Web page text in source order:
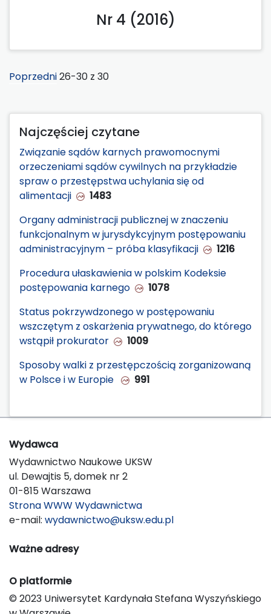
Nr 4 (2016)
Poprzedni26-30 z 30
Najczęściej czytane
Związanie sądów karnych prawomocnymi
orzeczeniami sądów cywilnych na przykładzie
spraw o przestępstwa uchylania się od
alimentacji
1483
Organy administracji publicznej w znaczeniu
funkcjonalnym w jurysdykcyjnym postępowaniu
administracyjnym – próba klasyfikacji
1216
Procedura ułaskawienia w polskim Kodeksie
postępowania karnego
1078
Status pokrzywdzonego w postępowaniu
wszczętym z oskarżenia prywatnego, do którego
wstąpił prokurator
1009
Sposoby walki z przestępczością zorganizowaną
w Polsce i w Europie
991
Wydawca
Wydawnictwo Naukowe UKSW
ul. Dewajtis 5, domek nr 2
01-815 Warszawa
Strona WWW Wydawnictwa
e-mail: wydawnictwo@uksw.edu.pl
Ważne adresy
O platformie
© 2023 Uniwersytet Kardynała Stefana Wyszyńskiego